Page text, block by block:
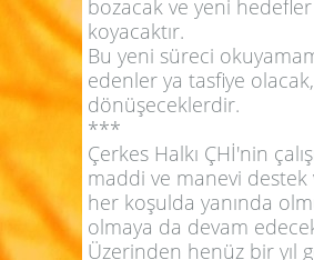
bozacak ve yeni hedefler
koyacaktır.
Bu yeni süreci
edenler ya tasfiye
dönüşeceklerdir.
***
Çerkes Halkı ÇHİ'nin
maddi ve manevi destek
her koşulda yanında
olmaya da devam
Üzerinden henüz bir yıl